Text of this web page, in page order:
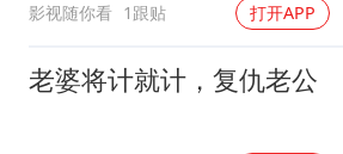
影视随你看 1跟贴 打开APP
老婆将计就计，复仇老公